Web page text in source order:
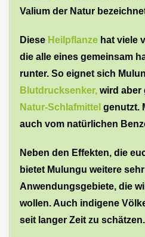
Valium der Natur
Diese Heilpflanze hat viele
die alle eines gemeinsam
runter. So eignet sich
Blutdrucksenker, wird aber
Natur-Schlafmittel genutzt.
auch vom natürlichen
Neben den Effekten, die
bietet Mulungu weitere
Anwendungsgebiete, die
wollen. Auch indigene
seit langer Zeit zu schätzen.